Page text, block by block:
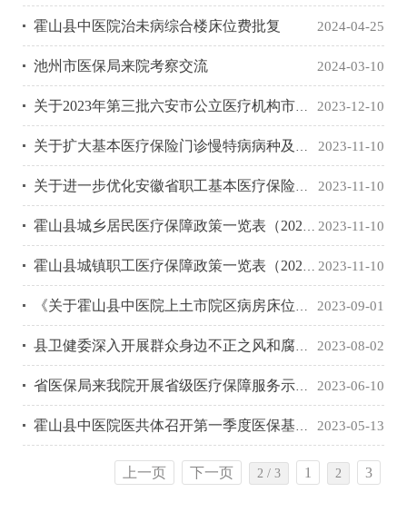
2024-04-25
霍山县中医院治未病综合楼床位费批复
2024-03-10
池州市医保局来院考察交流
2023-12-10
关于2023年第三批六安市公立医疗机构市场调节价项目试行价格备案的复函
2023-11-10
关于扩大基本医疗保险门诊慢特病病种及优化部分病种认定标准的通知（2023）
2023-11-10
关于进一步优化安徽省职工基本医疗保险门诊统筹保障政策的通知
2023-11-10
霍山县城乡居民医疗保障政策一览表（2023版）
2023-11-10
霍山县城镇职工医疗保障政策一览表（2023版）
2023-09-01
《关于霍山县中医院上土市院区病房床位费价格的批复》（六医保秘〔2023〕63号）[1]
2023-08-02
县卫健委深入开展群众身边不正之风和腐败问题“1+5+4”专项整治工作检查
2023-06-10
省医保局来我院开展省级医疗保障服务示范点评审工作
2023-05-13
霍山县中医院医共体召开第一季度医保基金运行分析会
上一页 下一页 2 / 3 1 2 3